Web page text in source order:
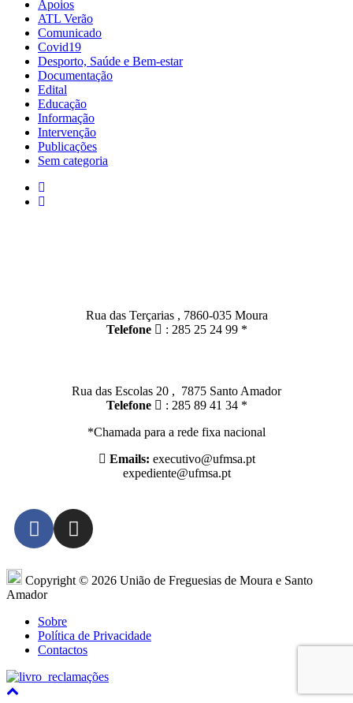
Apoios
ATL Verão
Comunicado
Covid19
Desporto, Saúde e Bem-estar
Documentação
Edital
Educação
Informação
Intervenção
Publicações
Sem categoria
Rua das Terçarias , 7860-035 Moura
Telefone
: 285 25 24 99 *
Rua das Escolas 20 , 7875 Santo Amador
Telefone
: 285 89 41 34 *
*Chamada para a rede fixa nacional
Emails: executivo@ufmsa.pt
expediente@ufmsa.pt
Copyright © 2026 União de Freguesias de Moura e Santo
Amador
Sobre
Política de Privacidade
Contactos